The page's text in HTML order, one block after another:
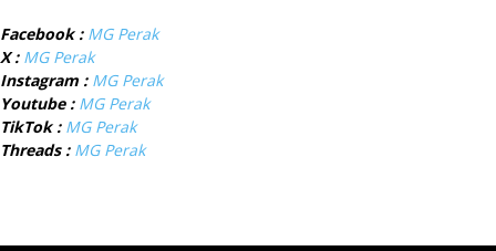
Facebook : MG Perak
X : MG Perak
Instagram : MG Perak
Youtube : MG Perak
TikTok : MG Perak
Threads : MG Perak